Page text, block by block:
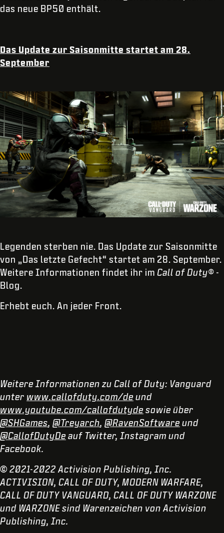
das neue BP50 enthält.
Das Update zur Saisonmitte startet am 28.
September
Legenden sterben nie. Das Update zur Saisonmitte
von „Das letzte Gefecht“ startet am 28. September.
Weitere Informationen findet ihr im Call of Duty® -
Blog.
Erhebt euch. An jeder Front.
Weitere Informationen zu Call of Duty: Vanguard
unter www.callofduty.com/de und
www.youtube.com/callofdutyde sowie über
@SHGames, @Treyarch, @RavenSoftware und
@CallofDutyDe auf Twitter, Instagram und
Facebook.
© 2021-2022 Activision Publishing, Inc.
ACTIVISION, CALL OF DUTY, MODERN WARFARE,
CALL OF DUTY VANGUARD, CALL OF DUTY WARZONE
und WARZONE sind Warenzeichen von Activision
Publishing, Inc.